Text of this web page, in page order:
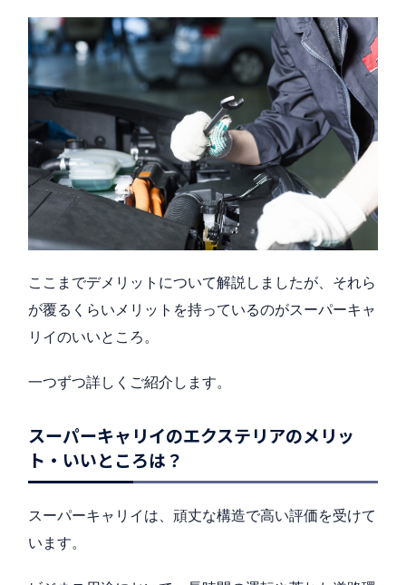
ここまでデメリットについて解説しましたが、それら
が覆るくらいメリットを持っているのがスーパーキャ
リイのいいところ。
一つずつ詳しくご紹介します。
スーパーキャリイのエクステリアのメリッ
ト・いいところは？
スーパーキャリイは、頑丈な構造で高い評価を受けて
います。